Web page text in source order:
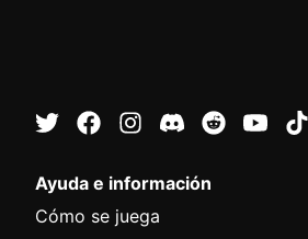
Ayuda e información
Cómo se juega